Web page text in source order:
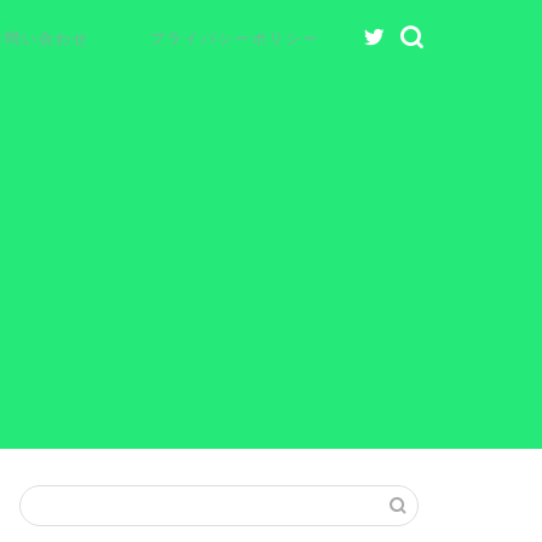
問い合わせ プライバシーポリシー